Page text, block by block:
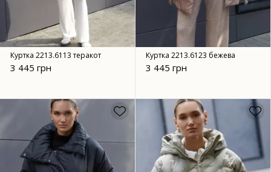
Куртка 2213.6113 теракот
3 445 грн
Куртка 2213.6123 бежева
3 445 грн